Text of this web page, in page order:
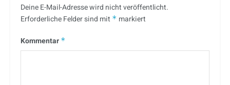
Deine E-Mail-Adresse wird nicht veröffentlicht.
Erforderliche Felder sind mit * markiert
Kommentar *